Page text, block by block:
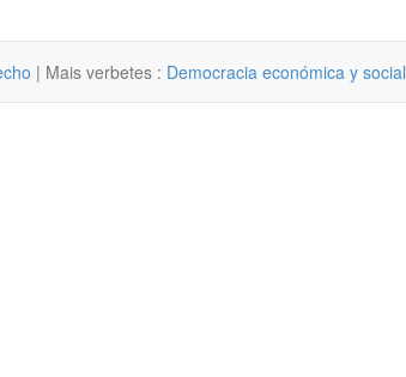
| Mais verbetes : Democracia económica y social